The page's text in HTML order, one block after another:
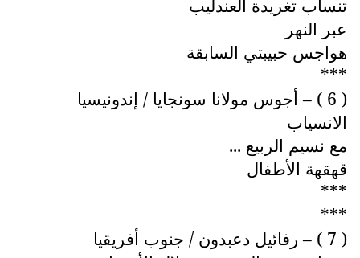
تنساب تغريدة العندليب
عبر النهر
هواجس حبيبتي السابقة
***
( 6 ) – أجوس مولانا سونجايا / إندونيسيا
الانسياب
مع نسيم الربيع ...
قهقهة الأطفال
***
***
( 7 ) – رفائيل دعبدون / جنوب أفريقيا